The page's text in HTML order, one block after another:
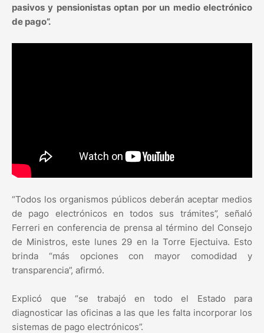
pasivos y pensionistas optan por un medio electrónico
de pago”.
“Todos los organismos públicos deberán aceptar medios
de pago electrónicos en todos sus trámites”, señaló
Ferreri en conferencia de prensa al término del Consejo
de Ministros, este lunes 29 en la Torre Ejectuiva. Esto
brinda “más opciones con mayor comodidad y
transparencia”, afirmó.
Explicó que “se trabajó en todo el Estado para
diagnosticar las oficinas a las que les falta incorporar los
sistemas de pago electrónicos”.